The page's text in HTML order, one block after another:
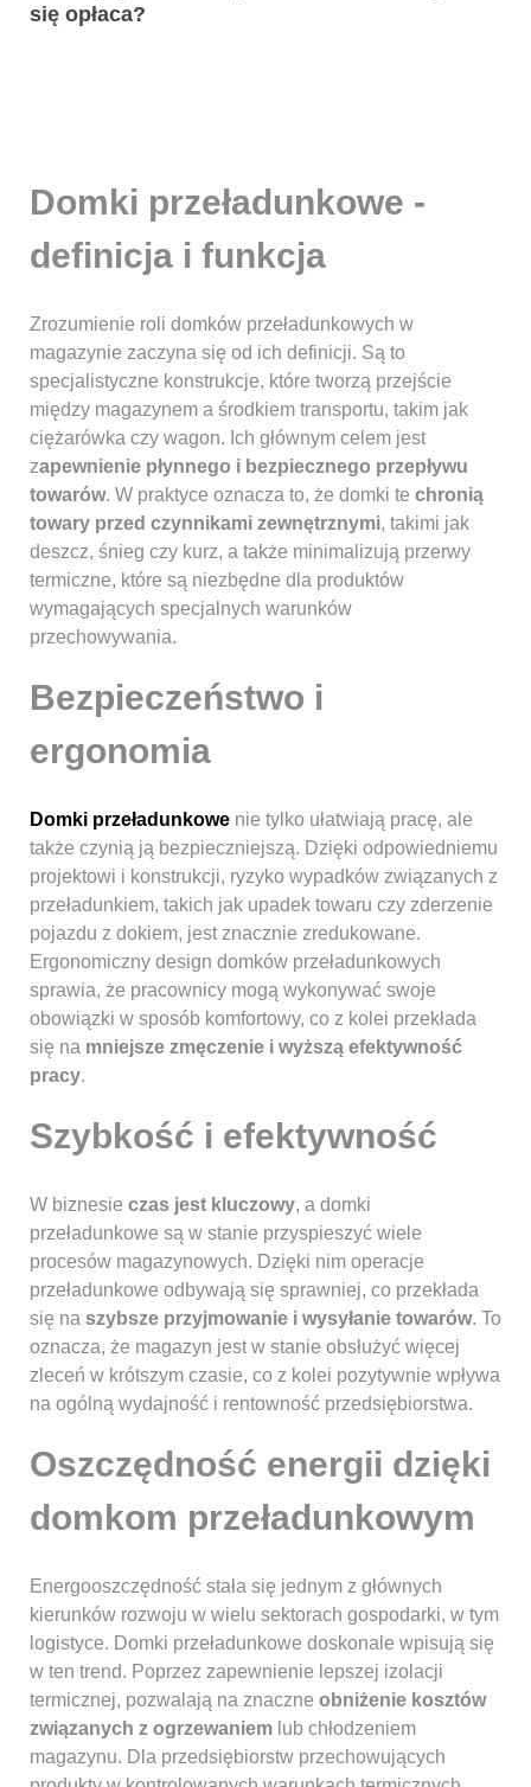
się opłaca?
Domki przeładunkowe -
definicja i funkcja
Zrozumienie roli domków przeładunkowych w
magazynie zaczyna się od ich definicji. Są to
specjalistyczne konstrukcje, które tworzą przejście
między magazynem a środkiem transportu, takim jak
ciężarówka czy wagon. Ich głównym celem jest
zapewnienie płynnego i bezpiecznego przepływu
towarów. W praktyce oznacza to, że domki te chronią
towary przed czynnikami zewnętrznymi, takimi jak
deszcz, śnieg czy kurz, a także minimalizują przerwy
termiczne, które są niezbędne dla produktów
wymagających specjalnych warunków
przechowywania.
Bezpieczeństwo i
ergonomia
Domki przeładunkowe nie tylko ułatwiają pracę, ale
także czynią ją bezpieczniejszą. Dzięki odpowiedniemu
projektowi i konstrukcji, ryzyko wypadków związanych z
przeładunkiem, takich jak upadek towaru czy zderzenie
pojazdu z dokiem, jest znacznie zredukowane.
Ergonomiczny design domków przeładunkowych
sprawia, że pracownicy mogą wykonywać swoje
obowiązki w sposób komfortowy, co z kolei przekłada
się na mniejsze zmęczenie i wyższą efektywność
pracy.
Szybkość i efektywność
W biznesie czas jest kluczowy, a domki
przeładunkowe są w stanie przyspieszyć wiele
procesów magazynowych. Dzięki nim operacje
przeładunkowe odbywają się sprawniej, co przekłada
się na szybsze przyjmowanie i wysyłanie towarów. To
oznacza, że magazyn jest w stanie obsłużyć więcej
zleceń w krótszym czasie, co z kolei pozytywnie wpływa
na ogólną wydajność i rentowność przedsiębiorstwa.
Oszczędność energii dzięki
domkom przeładunkowym
Energooszczędność stała się jednym z głównych
kierunków rozwoju w wielu sektorach gospodarki, w tym
logistyce. Domki przeładunkowe doskonale wpisują się
w ten trend. Poprzez zapewnienie lepszej izolacji
termicznej, pozwalają na znaczne obniżenie kosztów
związanych z ogrzewaniem lub chłodzeniem
magazynu. Dla przedsiębiorstw przechowujących